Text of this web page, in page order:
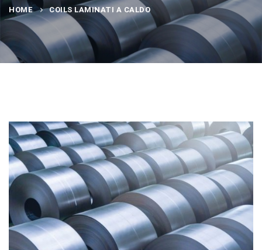
HOME COILS LAMINATI A CALDO